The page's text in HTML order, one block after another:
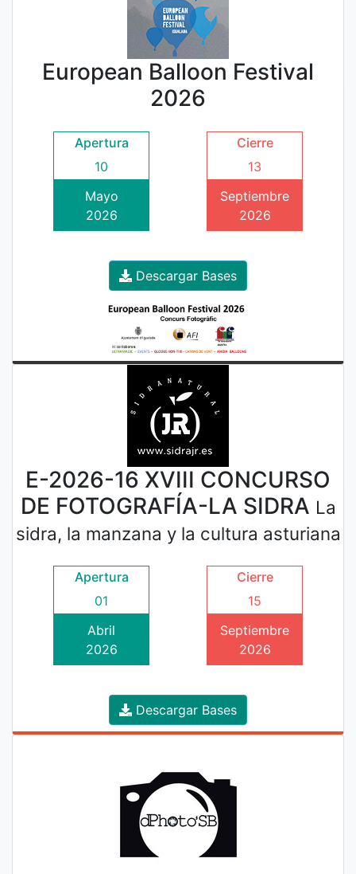
European Balloon Festival
2026
Apertura
10
Mayo
2026
Cierre
13
Septiembre
2026
Descargar Bases
E-2026-16 XVIII CONCURSO
DE FOTOGRAFÍA-LA SIDRA La
sidra, la manzana y la cultura asturiana
Apertura
01
Abril
2026
Cierre
15
Septiembre
2026
Descargar Bases